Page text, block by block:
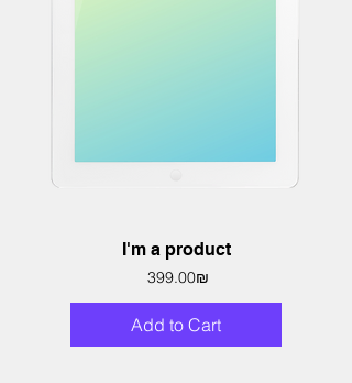
I'm a product
Price ‏399.00 ‏₪
Add to Cart